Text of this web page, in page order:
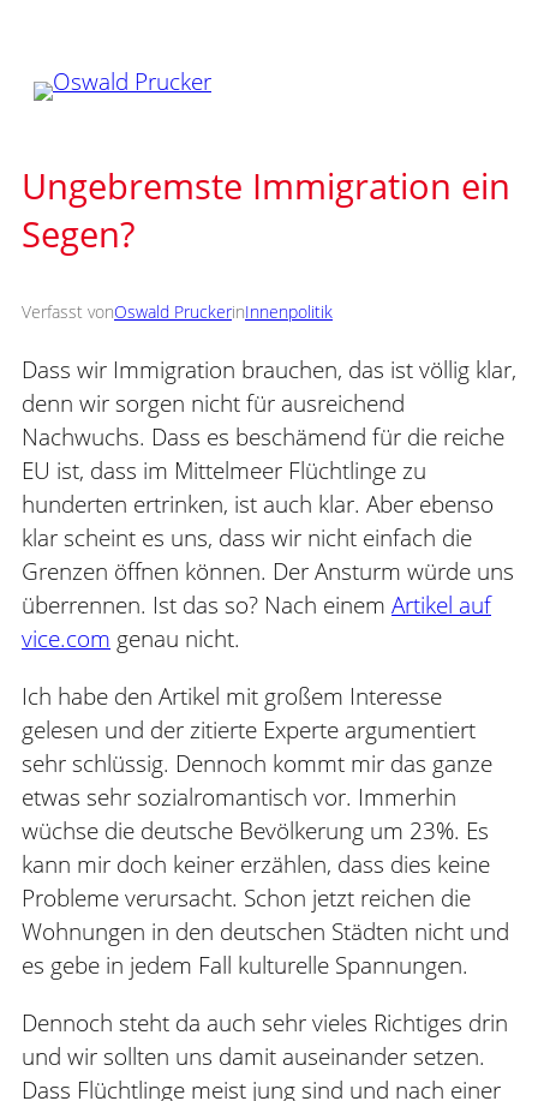
springen
Ungebremste Immigration ein
Segen?
Verfasst vonOswald PruckerinInnenpolitik
Dass wir Immigration brauchen, das ist völlig klar,
denn wir sorgen nicht für ausreichend
Nachwuchs. Dass es beschämend für die reiche
EU ist, dass im Mittelmeer Flüchtlinge zu
hunderten ertrinken, ist auch klar. Aber ebenso
klar scheint es uns, dass wir nicht einfach die
Grenzen öffnen können. Der Ansturm würde uns
überrennen. Ist das so? Nach einem Artikel auf
vice.com genau nicht.
Ich habe den Artikel mit großem Interesse
gelesen und der zitierte Experte argumentiert
sehr schlüssig. Dennoch kommt mir das ganze
etwas sehr sozialromantisch vor. Immerhin
wüchse die deutsche Bevölkerung um 23%. Es
kann mir doch keiner erzählen, dass dies keine
Probleme verursacht. Schon jetzt reichen die
Wohnungen in den deutschen Städten nicht und
es gebe in jedem Fall kulturelle Spannungen.
Dennoch steht da auch sehr vieles Richtiges drin
und wir sollten uns damit auseinander setzen.
Dass Flüchtlinge meist jung sind und nach einer